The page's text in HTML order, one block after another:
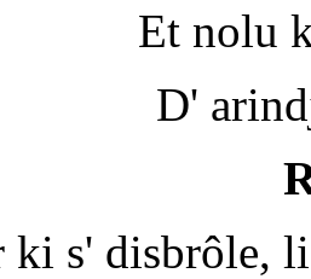
Et nolu
D'
s' disbrôle,